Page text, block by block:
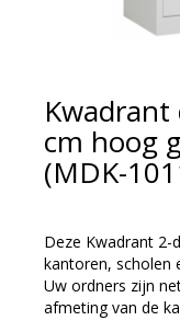
cm hoog
(MDK-
Deze Kwadrant
kantoren, scholen
Uw ordners zijn
afmeting van de